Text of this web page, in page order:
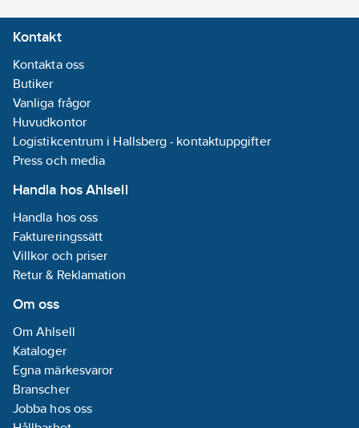
Kontakt
Kontakta oss
Butiker
Vanliga frågor
Huvudkontor
Logistikcentrum i Hallsberg - kontaktuppgifter
Press och media
Handla hos Ahlsell
Handla hos oss
Faktureringssätt
Villkor och priser
Retur & Reklamation
Om oss
Om Ahlsell
Kataloger
Egna märkesvaror
Branscher
Jobba hos oss